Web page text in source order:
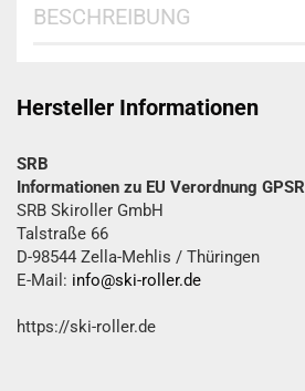
BESCHREIBUNG
Hersteller Informationen
SRB
Informationen zu EU Verordnung GPSR
SRB Skiroller GmbH
Talstraße 66
D-98544 Zella-Mehlis / Thüringen
E-Mail: info@ski-roller.de
https://ski-roller.de